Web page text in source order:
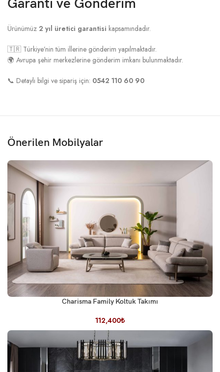
Garanti ve Gönderim
Ürünümüz 2 yıl üretici garantisi kapsamındadır.
🇹🇷 Türkiye’nin tüm illerine gönderim yapılmaktadır.
🌍 Avrupa şehir merkezlerine gönderim imkanı bulunmaktadır.
📞 Detaylı bilgi ve sipariş için: 0542 110 60 90
Önerilen Mobilyalar
Charisma Family Koltuk Takımı
112,400₺